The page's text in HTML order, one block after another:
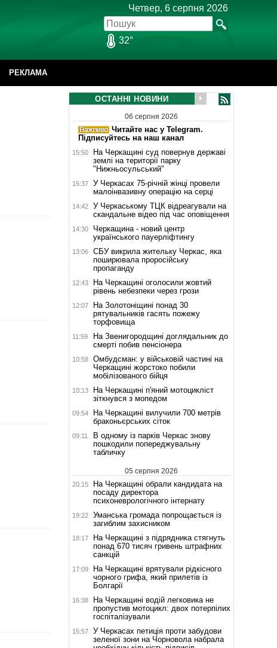
Четвер, 6 серпня 2026
32°
РЕКЛАМА
ОСТАННІ НОВИНИ
06 серпня 2026
Читайте нас у Telegram.
Підписуйтесь на наш канал
15:50
На Черкащині суд повернув державі
землі на території парку
"Нижньосульський"
15:37
У Черкасах 75-річній жінці провели
малоінвазивну операцію на серці
14:42
У Черкаському ТЦК відреагували на
скандальне відео під час оповіщення
14:30
Черкащина - новий центр
українського пауерліфтингу
13:06
СБУ викрила жительку Черкас, яка
поширювала проросійську
пропаганду
12:43
На Черкащині оголосили жовтий
рівень небезпеки через грози
12:07
На Золотоніщині понад 30
рятувальників гасять пожежу
торфовища
11:59
На Звенигородщині доглядальник до
смерті побив пенсіонера
10:58
Омбудсман: у військовій частині на
Черкащині жорстоко побили
мобілізованого бійця
10:13
На Черкащині п'яний мотоцикліст
зіткнувся з мопедом
09:54
На Черкащині вилучили 700 метрів
браконьєрських сіток
09:11
В одному із парків Черкас знову
пошкодили попереджувальну
табличку
05 серпня 2026
20:15
На Черкащині обрали кандидата на
посаду директора
психоневрологічного інтернату
19:22
Уманська громада попрощається із
загиблим захисником
18:17
На Черкащині з підрядника стягнуть
понад 670 тисяч гривень штрафних
санкцій
17:09
На Черкащині врятували рідкісного
чорного грифа, який прилетів із
Болгарії
16:38
На Черкащині водій легковика не
пропустив мотоцикл: двох потерпілих
госпіталізували
15:57
У Черкасах петиція проти забудови
зеленої зони на Чорновола набрала